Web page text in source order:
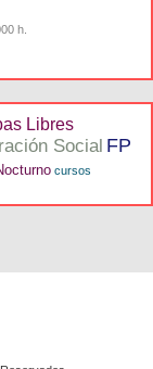
h.
Libres
Social FP
cursos